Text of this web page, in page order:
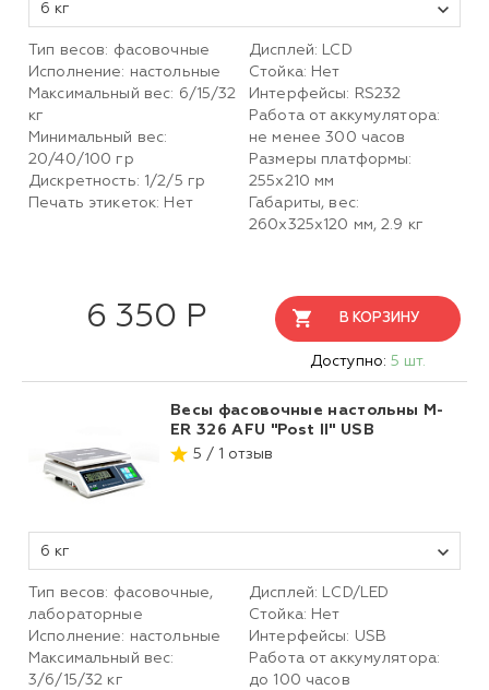
6 кг
Тип весов: фасовочные
Исполнение: настольные
Максимальный вес: 6/15/32
кг
Минимальный вес:
20/40/100 гр
Дискретность: 1/2/5 гр
Печать этикеток: Нет
Дисплей: LCD
Стойка: Нет
Интерфейсы: RS232
Работа от аккумулятора:
не менее 300 часов
Размеры платформы:
255х210 мм
Габариты, вес:
260х325х120 мм, 2.9 кг
6 350 Р В КОРЗИНУ
Доступно: 5 шт.
Весы фасовочные настольны M-
ER 326 AFU "Post II" USB
5 / 1 отзыв
6 кг
Тип весов: фасовочные,
лабораторные
Исполнение: настольные
Максимальный вес:
3/6/15/32 кг
Дисплей: LСD/LED
Стойка: Нет
Интерфейсы: USB
Работа от аккумулятора:
до 100 часов